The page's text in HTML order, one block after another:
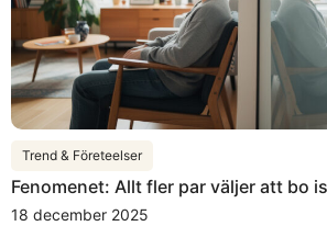
Trend & Företeelser
Fenomenet: Allt fler par väljer att bo
18 december 2025